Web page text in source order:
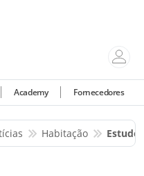
Academy Fornecedores
Habitação Estudo